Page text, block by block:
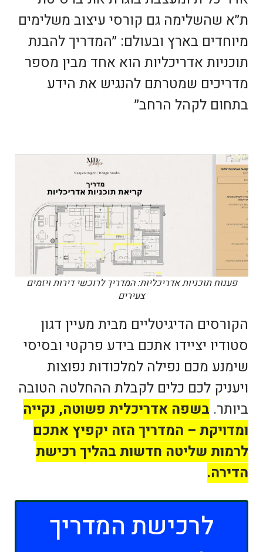
ת״א שהשלימה גם קורסי עיצוב משלימים
מיוחדים בארץ ובעולם: ״המדריך להבנת
תוכניות אדריכליות הוא אחד מבין מספר
מדריכים שמטרתם להנגיש את הידע
בתחום לקהל הרחב״
פענוח תוכניות אדריכליות: המדריך לרוכשי דירות ויזמים
צעירים
הקורסים הדיגיטליים מבית מעיין דגון
סטודיו יציידו אתכם בידע פרקטי ובסיסי
שימנע מכם נפילה למלכודות נפוצות
ויעניק לכם כלים לקבלת ההחלטה הטובה
ביותר. בשפה אדריכלית פשוטה, נקייה
ומדויקת – המדריך הזה יקפיץ אתכם
לרמות שליטה חדשות בהליך רכישת
הדירה.
לרכישת המדריך